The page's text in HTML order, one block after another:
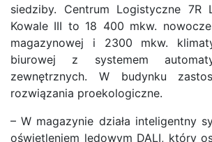
siedziby. Centrum Logistyczne 7R
Kowale III to 18 400 mkw.
magazynowej i 2300 mkw.
biurowej z systemem
zewnętrznych. W budynku
rozwiązania proekologiczne.
– W magazynie działa inteligentny
oświetleniem ledowym DALI, który